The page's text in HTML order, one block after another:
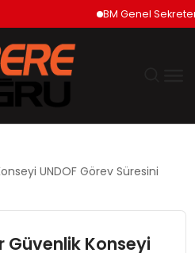
BM Genel Sekreteri
UNDOF Görev Süresini
Güvenlik Konseyi